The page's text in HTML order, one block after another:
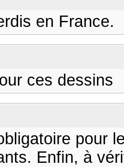
en France.
ces dessins
pour
Enfin, à